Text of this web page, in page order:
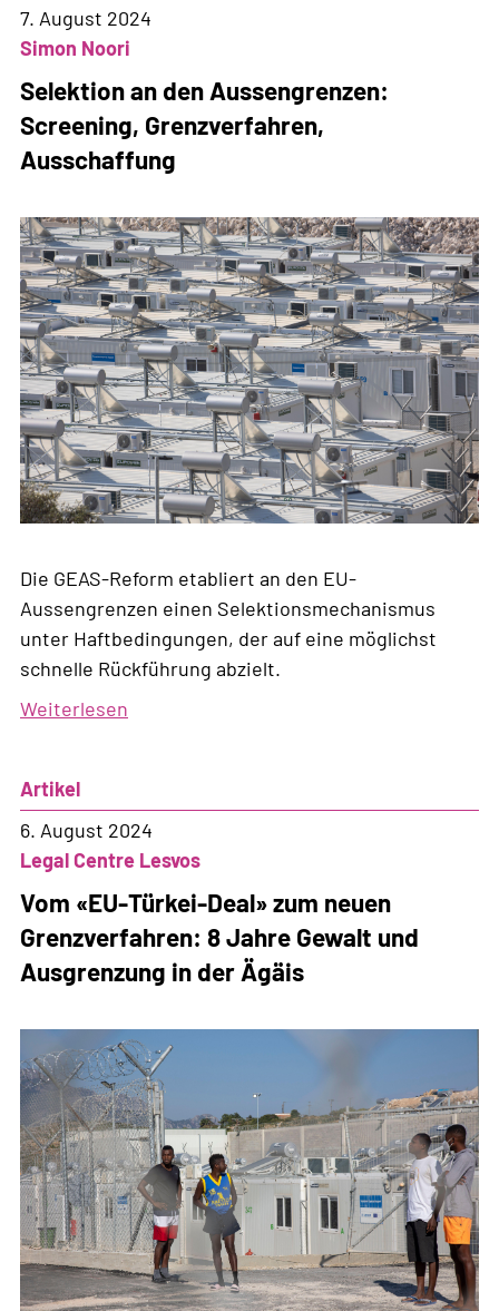
neue
Normalität?
7. August 2024
Simon Noori
Selektion an den Aussengrenzen:
Screening, Grenzverfahren,
Ausschaffung
Die GEAS-Reform etabliert an den EU-
Aussengrenzen einen Selektionsmechanismus
unter Haftbedingungen, der auf eine möglichst
schnelle Rückführung abzielt.
Weiterlesen
Aussengrenzen:
Screening,
Grenzverfahren,
Ausschaffung
Artikel
6. August 2024
Legal Centre Lesvos
Vom «EU-Türkei-Deal» zum neuen
Grenzverfahren: 8 Jahre Gewalt und
Ausgrenzung in der Ägäis